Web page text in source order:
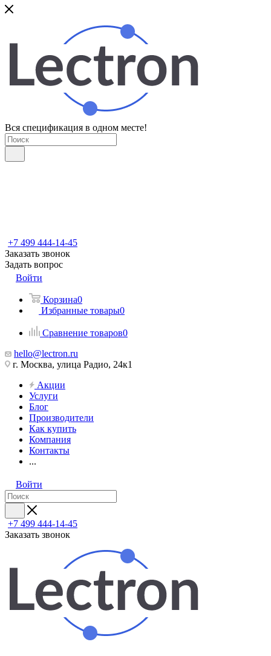
Вся спецификация в одном месте!
+7 499 444-14-45
Заказать звонок
Задать вопрос
Войти
Корзина0
Избранные товары0
Сравнение товаров0
hello@lectron.ru
г. Москва, улица Радио, 24к1
Акции
Услуги
Блог
Производители
Как купить
Компания
Контакты
...
Войти
+7 499 444-14-45
Заказать звонок